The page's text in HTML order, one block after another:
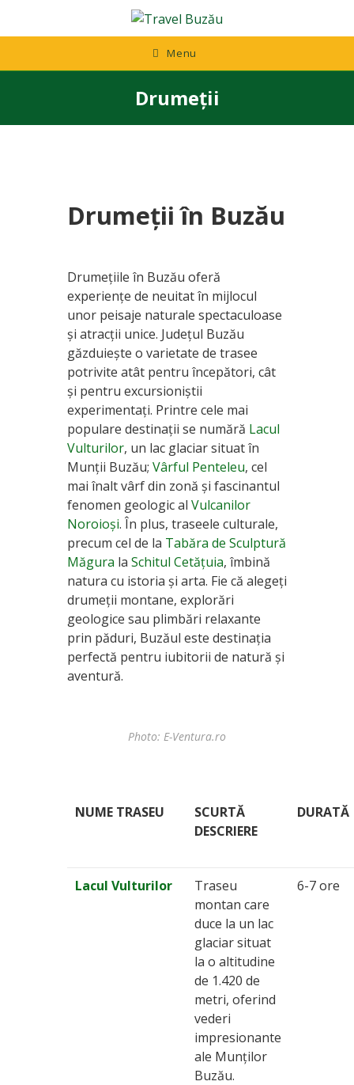
content
Menu
Drumeții
Drumeții în Buzău
Drumețiile în Buzău oferă
experiențe de neuitat în mijlocul
unor peisaje naturale spectaculoase
și atracții unice. Județul Buzău
găzduiește o varietate de trasee
potrivite atât pentru începători, cât
și pentru excursioniștii
experimentați. Printre cele mai
populare destinații se numără Lacul
Vulturilor, un lac glaciar situat în
Munții Buzău; Vârful Penteleu, cel
mai înalt vârf din zonă și fascinantul
fenomen geologic al Vulcanilor
Noroioși. În plus, traseele culturale,
precum cel de la Tabăra de Sculptură
Măgura la Schitul Cetățuia, îmbină
natura cu istoria și arta. Fie că alegeți
drumeții montane, explorări
geologice sau plimbări relaxante
prin păduri, Buzăul este destinația
perfectă pentru iubitorii de natură și
aventură.
Photo: E-Ventura.ro
NUME TRASEU
SCURTĂ
DESCRIERE
DURATĂ
Lacul Vulturilor
Traseu
montan care
duce la un lac
glaciar situat
la o altitudine
de 1.420 de
metri, oferind
vederi
impresionante
ale Munților
Buzău.
6-7 ore